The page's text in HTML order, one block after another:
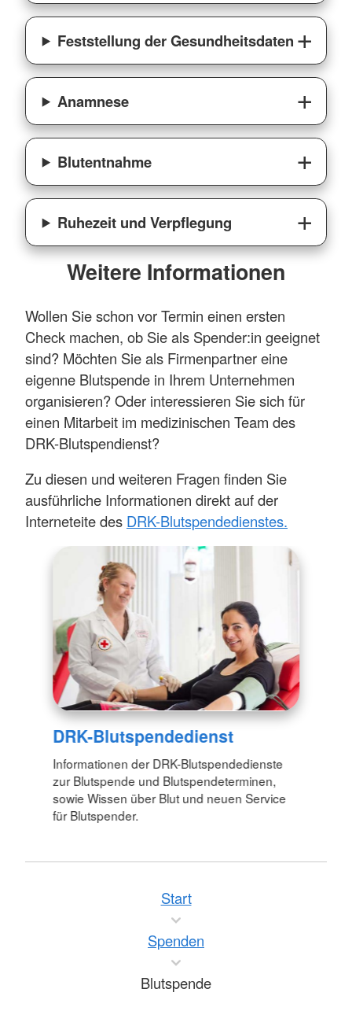
Feststellung der Gesundheitsdaten
Anamnese
Blutentnahme
Ruhezeit und Verpflegung
Weitere Informationen
Wollen Sie schon vor Termin einen ersten
Check machen, ob Sie als Spender:in geeignet
sind? Möchten Sie als Firmenpartner eine
eigenne Blutspende in Ihrem Unternehmen
organisieren? Oder interessieren Sie sich für
einen Mitarbeit im medizinischen Team des
DRK-Blutspendienst?
Zu diesen und weiteren Fragen finden Sie
ausführliche Informationen direkt auf der
Interneteite des DRK-Blutspendedienstes.
DRK-Blutspendedienst
Informationen der DRK-Blutspendedienste
zur Blutspende und Blutspendeterminen,
sowie Wissen über Blut und neuen Service
für Blutspender.
Start
Spenden
Blutspende